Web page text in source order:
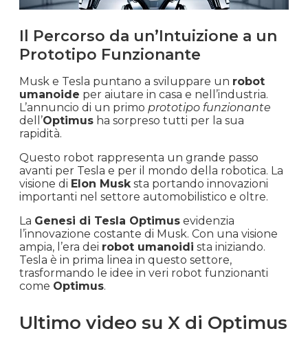
Il Percorso da un’Intuizione a un
Prototipo Funzionante
Musk e Tesla puntano a sviluppare un robot
umanoide per aiutare in casa e nell’industria.
L’annuncio di un primo prototipo funzionante
dell’Optimus ha sorpreso tutti per la sua
rapidità.
Questo robot rappresenta un grande passo
avanti per Tesla e per il mondo della robotica. La
visione di Elon Musk sta portando innovazioni
importanti nel settore automobilistico e oltre.
La Genesi di Tesla Optimus evidenzia
l’innovazione costante di Musk. Con una visione
ampia, l’era dei robot umanoidi sta iniziando.
Tesla è in prima linea in questo settore,
trasformando le idee in veri robot funzionanti
come Optimus.
Ultimo video su X di Optimus